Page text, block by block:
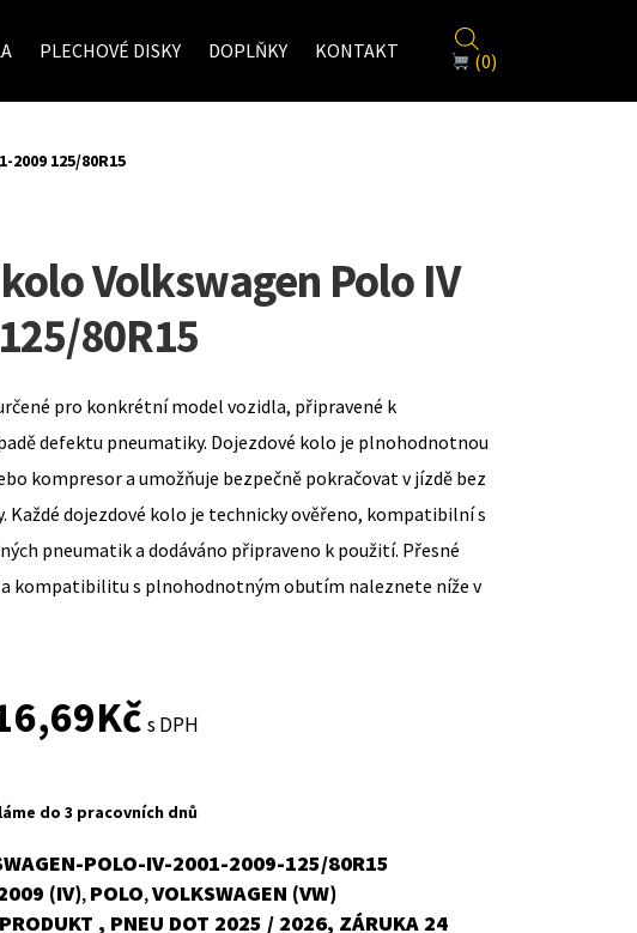
PLECHOVÉ DISKY DOPLŇKY KONTAKT (0)
125/80R15
Volkswagen Polo IV
80R15
pro konkrétní model vozidla, připravené k
defektu pneumatiky. Dojezdové kolo je plnohodnotnou
kompresor a umožňuje bezpečně pokračovat v jízdě bez
dojezdové kolo je technicky ověřeno, kompatibilní s
pneumatik a dodáváno připraveno k použití. Přesné
kompatibilitu s plnohodnotným obutím naleznete níže v
KčCurrent
is:
3
616,69Kč.
s DPH
do 3 pracovních dnů
POLO-IV-2001-2009-125/80R15
(IV), POLO,VOLKSWAGEN (VW)
, PNEU DOT 2025 / 2026, ZÁRUKA 24